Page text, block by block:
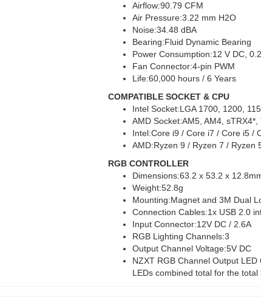
Airflow:90.79 CFM
Air Pressure:3.22 mm H2O
Noise:34.48 dBA
Bearing:Fluid Dynamic Bearing
Power Consumption:12 V DC,
Fan Connector:4-pin PWM
Life:60,000 hours / 6 Years
COMPATIBLE SOCKET & CPU
Intel Socket:LGA 1700, 1200,
AMD Socket:AM5, AM4,
Intel:Core i9 / Core i7 / Core i5 /
AMD:Ryzen 9 / Ryzen 7 / Ryzen
RGB CONTROLLER
Dimensions:63.2 x 53.2 x
Weight:52.8g
Mounting:Magnet and 3M Dual
Connection Cables:1x USB 2.0
Input Connector:12V DC / 2.6A
RGB Lighting Channels:3
Output Channel Voltage:5V DC
NZXT RGB Channel Output
LEDs combined total for the total